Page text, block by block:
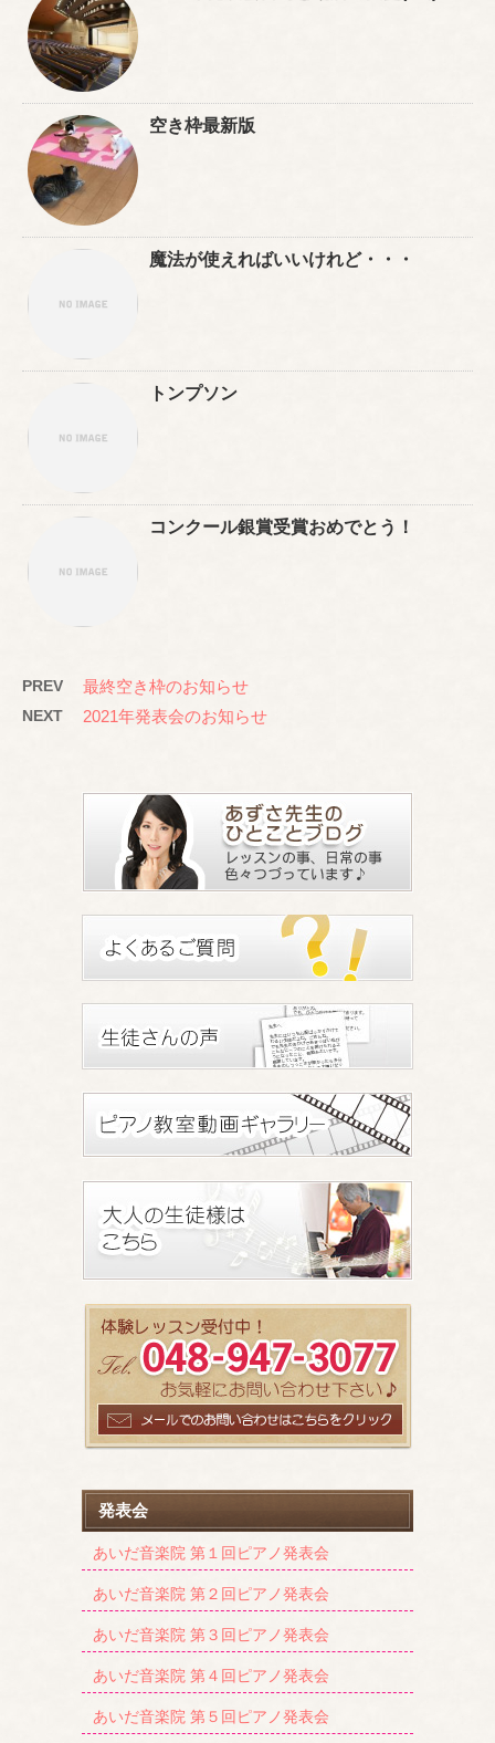
空き枠最新版
魔法が使えればいいけれど・・・
トンプソン
コンクール銀賞受賞おめでとう！
PREV 最終空き枠のお知らせ
NEXT 2021年発表会のお知らせ
発表会
あいだ音楽院 第１回ピアノ発表会
あいだ音楽院 第２回ピアノ発表会
あいだ音楽院 第３回ピアノ発表会
あいだ音楽院 第４回ピアノ発表会
あいだ音楽院 第５回ピアノ発表会